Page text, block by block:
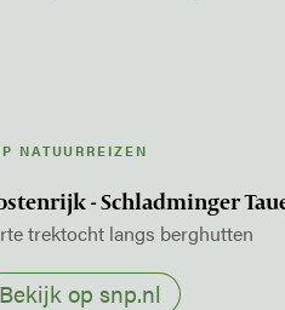
NATUURREIZEN
- Schladminger
trektocht langs berghutten
Bekijk op snp.nl